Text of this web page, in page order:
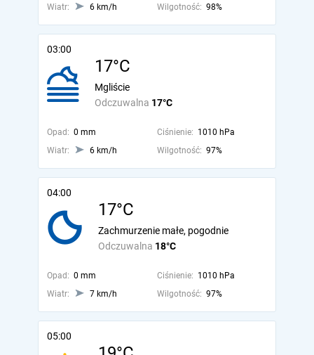
Wiatr:
6 km/h Wilgotność: 98%
03:00
17°C
Odczuwalna 17°C
Mgliście
Opad: 0 mm Ciśnienie: 1010 hPa
Wiatr:
6 km/h Wilgotność: 97%
04:00
17°C
Odczuwalna 18°C
Zachmurzenie małe, pogodnie
Opad: 0 mm Ciśnienie: 1010 hPa
Wiatr:
7 km/h Wilgotność: 97%
05:00